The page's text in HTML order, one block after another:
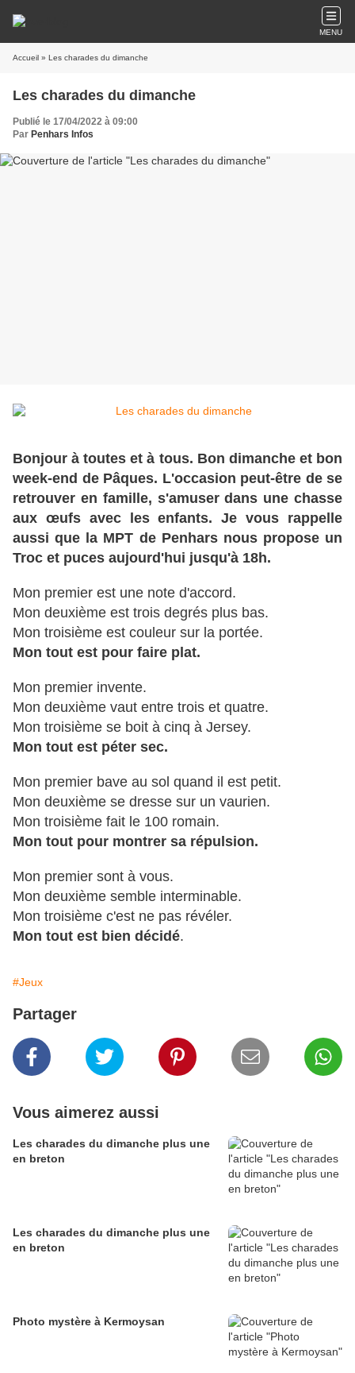
MENU
Accueil » Les charades du dimanche
Les charades du dimanche
Publié le 17/04/2022 à 09:00
Par Penhars Infos
Bonjour à toutes et à tous. Bon dimanche et bon
week-end de Pâques. L'occasion peut-être de se
retrouver en famille, s'amuser dans une chasse
aux œufs avec les enfants. Je vous rappelle
aussi que la MPT de Penhars nous propose un
Troc et puces aujourd'hui jusqu'à 18h.
Mon premier est une note d'accord.
Mon deuxième est trois degrés plus bas.
Mon troisième est couleur sur la portée.
Mon tout est pour faire plat.
Mon premier invente.
Mon deuxième vaut entre trois et quatre.
Mon troisième se boit à cinq à Jersey.
Mon tout est péter sec.
Mon premier bave au sol quand il est petit.
Mon deuxième se dresse sur un vaurien.
Mon troisième fait le 100 romain.
Mon tout pour montrer sa répulsion.
Mon premier sont à vous.
Mon deuxième semble interminable.
Mon troisième c'est ne pas révéler.
Mon tout est bien décidé.
#Jeux
Partager
Vous aimerez aussi
Les charades du dimanche plus une
en breton
Les charades du dimanche plus une
en breton
Photo mystère à Kermoysan